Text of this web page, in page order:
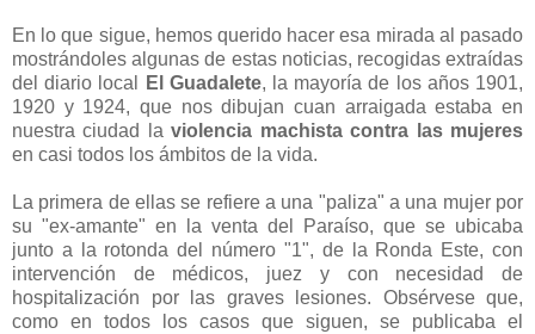
En lo que sigue, hemos querido hacer esa mirada al pasado
mostrándoles algunas de estas noticias, recogidas extraídas
del diario local
El Guadalete, la mayoría de los años 1901,
1920 y 1924, que nos dibujan cuan arraigada estaba en
nuestra ciudad laviolencia machista contra las mujeres
en casi todos los ámbitos de la vida.
La primera de ellas se refiere a una "paliza" a una mujer por
su "ex-amante" en la venta del Paraíso, que se ubicaba
junto a la rotonda del número "1", de la Ronda Este, con
intervención de médicos, juez y con necesidad de
hospitalización por las graves lesiones. Obsérvese que,
como en todos los casos que siguen, se publicaba el